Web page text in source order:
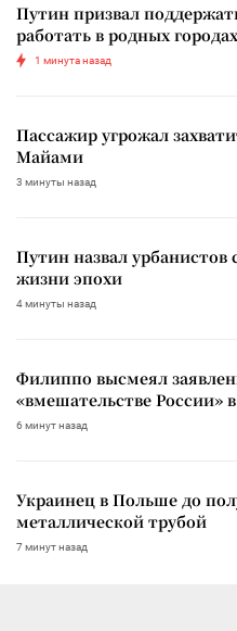
Путин призвал
работать в родных городах
1 минута назад
Пассажир угрожал
Майами
3 минуты назад
Путин назвал
жизни эпохи
4 минуты назад
Филиппо высмеял
«вмешательстве России»
6 минут назад
Украинец в Польше до
металлической трубой
7 минут назад